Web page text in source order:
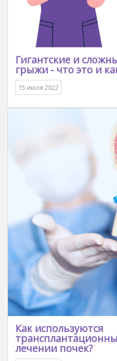
Гигантские и
грыжи - что это и
15 июля 2022
Как используются
лечении почек?